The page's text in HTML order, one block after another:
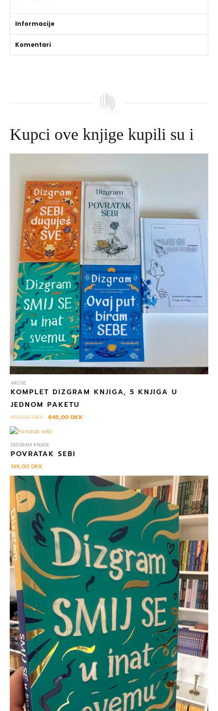
Informacije
Komentari
Kupci ove knjige kupili su i
AKCIJE
KOMPLET DIZGRAM KNJIGA, 5 KNJIGA U
JEDNOM PAKETU
695,00DKK
Izvorna
je:
695,00 DKK.
645,00DKK
Trenutna
645,00 DKK.
DIZGRAM KNJIGE
POVRATAK SEBI
149,00DKK